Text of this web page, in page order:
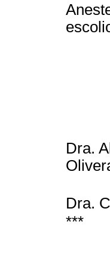
Dra.
Dra.
***